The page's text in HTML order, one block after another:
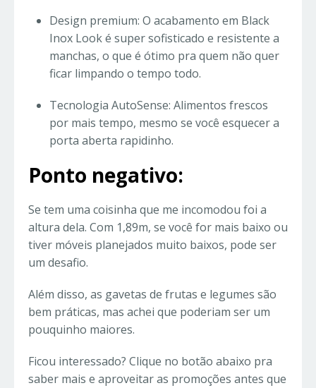
Design premium: O acabamento em Black
Inox Look é super sofisticado e resistente a
manchas, o que é ótimo pra quem não quer
ficar limpando o tempo todo.
Tecnologia AutoSense: Alimentos frescos
por mais tempo, mesmo se você esquecer a
porta aberta rapidinho.
Ponto negativo:
Se tem uma coisinha que me incomodou foi a
altura dela. Com 1,89m, se você for mais baixo ou
tiver móveis planejados muito baixos, pode ser
um desafio.
Além disso, as gavetas de frutas e legumes são
bem práticas, mas achei que poderiam ser um
pouquinho maiores.
Ficou interessado? Clique no botão abaixo pra
saber mais e aproveitar as promoções antes que